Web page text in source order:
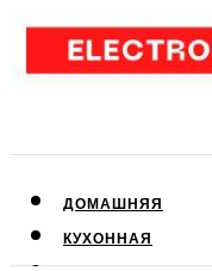
ДОМАШНЯЯ
КУХОННАЯ